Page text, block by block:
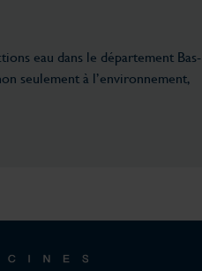
eau dans le département Bas-
seulement à l’environnement,